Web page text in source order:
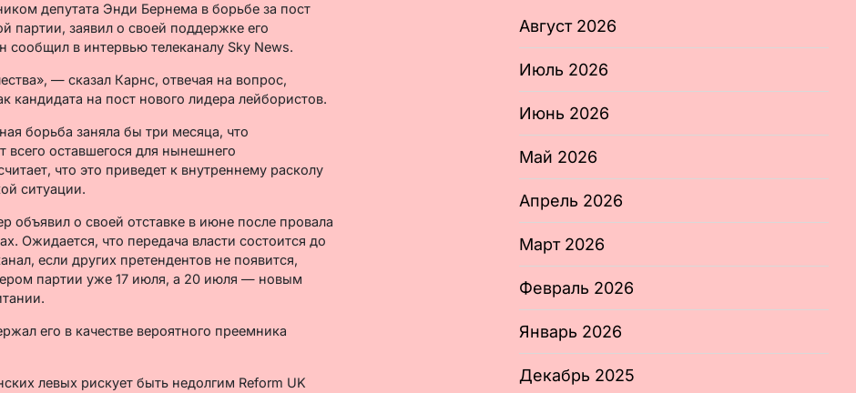
депутата Энди Бернема в борьбе за пост
партии, заявил о своей поддержке его
в интервью телеканалу Sky News.
— сказал Карнс, отвечая на вопрос,
кандидата на пост нового лидера лейбористов.
борьба заняла бы три месяца, что
всего оставшегося для нынешнего
что это приведет к внутреннему расколу
ситуации.
о своей отставке в июне после провала
Ожидается, что передача власти состоится до
если других претендентов не появится,
партии уже 17 июля, а 20 июля — новым
левых рискует быть недолгим Reform UK
Август 2026
Июль 2026
Июнь 2026
Май 2026
Апрель 2026
Март 2026
Февраль 2026
Январь 2026
Декабрь 2025